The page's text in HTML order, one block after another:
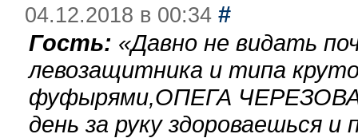
04.12.2018 в 00:34 #
Гость: «Давно не видать
левозащитника и типа
фуфырями,ОПЕГА
день за руку здороваешься